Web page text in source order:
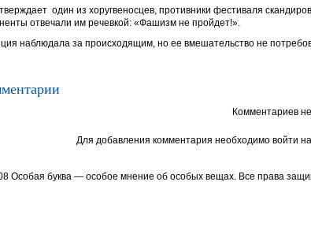
один из хоругвеносцев, противники фестиваля
отвечали им речевкой: «Фашизм не пройдет!».
наблюдала за происходящим, но ее вмешательство не
Комментариев
Для добавления комментария необходимо войти
Особая буква — особое мнение об особых вещах. Все права